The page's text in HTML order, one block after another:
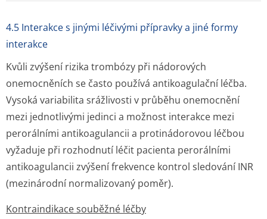
4.5 Interakce s jinými léčivými přípravky a jiné formy
interakce
Kvůli zvýšení rizika trombózy při nádorových
onemocněních se často používá antikoagulační léčba.
Vysoká variabilita srážlivosti v průběhu onemocnění
mezi jednotlivými jedinci a možnost interakce mezi
perorálními antikoagulancii a protinádorovou léčbou
vyžaduje při rozhodnutí léčit pacienta perorálními
antikoagulancii zvýšení frekvence kontrol sledování INR
(mezinárodní normalizovaný poměr).
Kontraindikace souběžné léčby